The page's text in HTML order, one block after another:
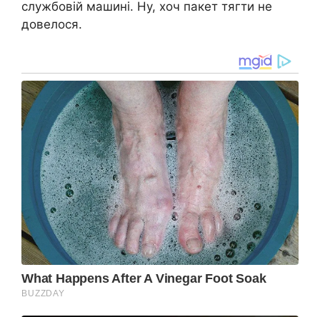
службовій машині. Ну, хоч пакет тягти не
довелося.